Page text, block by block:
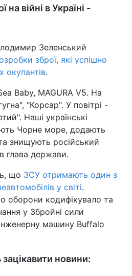
на війні в Україні -
Зеленський
зброї, які успішно
окупантів.
Baby, MAGURA V5. На
"Корсар". У повітрі -
Наші українські
Чорне море, додають
знищують російський
глава держави.
що ЗСУ отримають один з
у світі.
оборони кодифікувало та
у Збройні сили
машину Buffalo
новини: